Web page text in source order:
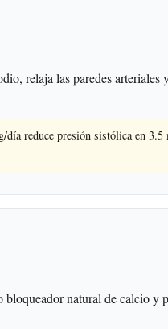
relaja las paredes arteriales
reduce presión sistólica en 3.5
natural de calcio y